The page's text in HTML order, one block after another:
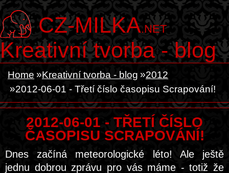
CZ-MILKA.NET
Kreativní tvorba - blog
Home Kreativní tvorba - blog
2012
2012-06-01 - Třetí číslo časopisu Scrapování!
2012-06-01 - TŘETÍ ČÍSLO
ČASOPISU SCRAPOVÁNÍ!
Dnes začíná meteorologické léto! Ale ještě
jednu dobrou zprávu pro vás máme - totiž že